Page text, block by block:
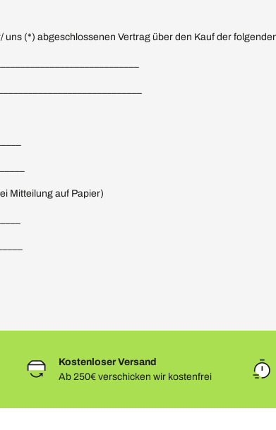
uns (*) abgeschlossenen Vertrag über den Kauf der
Mitteilung auf Papier)
Kostenloser Versand
Ab 250€ verschicken wir kostenfrei